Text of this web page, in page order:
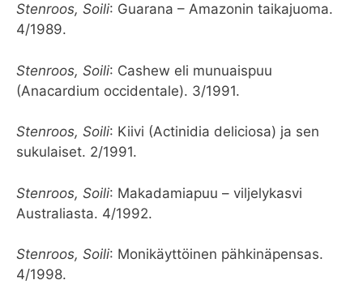
Stenroos, Soili: Guarana – Amazonin taikajuoma.
4/1989.
Stenroos, Soili: Cashew eli munuaispuu
(Anacardium occidentale). 3/1991.
Stenroos, Soili: Kiivi (Actinidia deliciosa) ja sen
sukulaiset. 2/1991.
Stenroos, Soili: Makadamiapuu – viljelykasvi
Australiasta. 4/1992.
Stenroos, Soili: Monikäyttöinen pähkinäpensas.
4/1998.